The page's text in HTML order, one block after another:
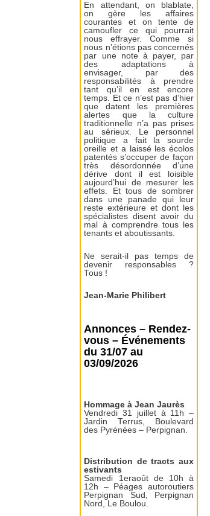
En attendant, on blablate,
on gère les affaires
courantes et on tente de
camoufler ce qui pourrait
nous effrayer. Comme si
nous n’étions pas concernés
par une note à payer, par
des adaptations à
envisager, par des
responsabilités à prendre
tant qu’il en est encore
temps. Et ce n’est pas d’hier
que datent les premières
alertes que la culture
traditionnelle n’a pas prises
au sérieux. Le personnel
politique a fait la sourde
oreille et a laissé les écolos
patentés s’occuper de façon
très désordonnée d’une
dérive dont il est loisible
aujourd’hui de mesurer les
effets. Et tous de sombrer
dans une panade qui leur
reste extérieure et dont les
spécialistes disent avoir du
mal à comprendre tous les
tenants et aboutissants.
Ne serait-il pas temps de
devenir responsables ?
Tous !
Jean-Marie Philibert
Annonces – Rendez-
vous – Événements
du 31/07 au
03/09/2026
Hommage à Jean Jaurès
Vendredi 31 juillet à 11h –
Jardin Terrus, Boulevard
des Pyrénées – Perpignan.
Distribution de tracts aux
estivants
Samedi 1eraoût de 10h à
12h – Péages autoroutiers
Perpignan Sud, Perpignan
Nord, Le Boulou.